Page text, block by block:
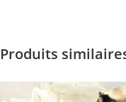
Produits